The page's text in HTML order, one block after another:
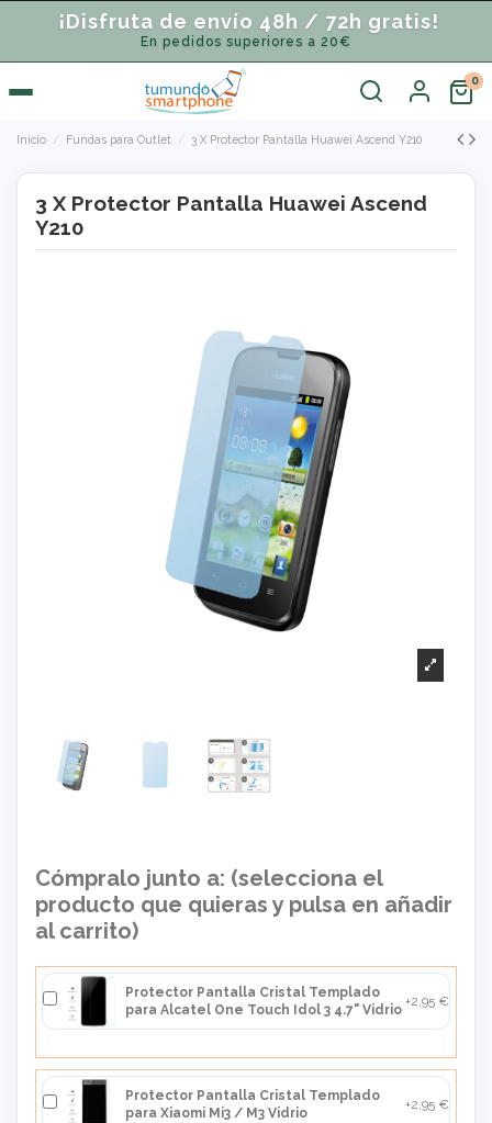
¡Disfruta de envío 48h / 72h gratis!
En pedidos superiores a 20€
Inicio Fundas para Outlet 3 X Protector Pantalla Huawei Ascend Y210
3 X Protector Pantalla Huawei Ascend
Y210
Cómpralo junto a: (selecciona el
producto que quieras y pulsa en añadir
al carrito)
Protector Pantalla Cristal Templado
para Alcatel One Touch Idol 3 4.7" Vidrio
+2,95 €
Protector Pantalla Cristal Templado
para Xiaomi Mi3 / M3 Vidrio
+2,95 €